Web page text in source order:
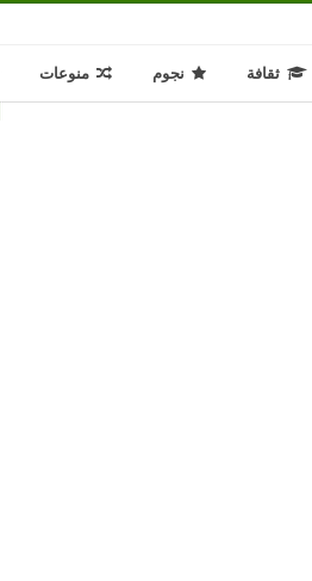
ثقافة نجوم منوعات